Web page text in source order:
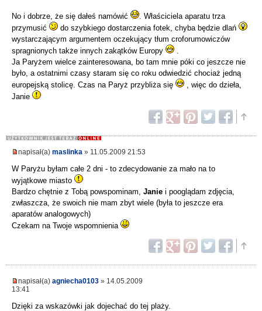
No i dobrze, że się dałeś namówić
. Właściciela aparatu trza
przymusić
do szybkiego dostarczenia fotek, chyba będzie dlań
wystarczającym argumentem oczekujący tłum croforumowiczów
spragnionych także innych zakątków Europy
Ja Paryżem wielce zainteresowana, bo tam mnie póki co jeszcze nie
było, a ostatnimi czasy staram się co roku odwiedzić chociaż jedną
europejską stolicę. Czas na Paryż przybliża się
, więc do dzieła,
Janie
napisał(a) maslinka » 11.05.2009 21:53
W Paryżu byłam całe 2 dni - to zdecydowanie za mało na to
wyjątkowe miasto
Bardzo chętnie z Tobą powspominam, Janie i pooglądam zdjęcia,
zwłaszcza, że swoich nie mam zbyt wiele (była to jeszcze era
aparatów analogowych)
Czekam na Twoje wspomnienia
napisał(a) agniecha0103 » 14.05.2009
13:41
Dzięki za wskazówki jak dojechać do tej plaży.